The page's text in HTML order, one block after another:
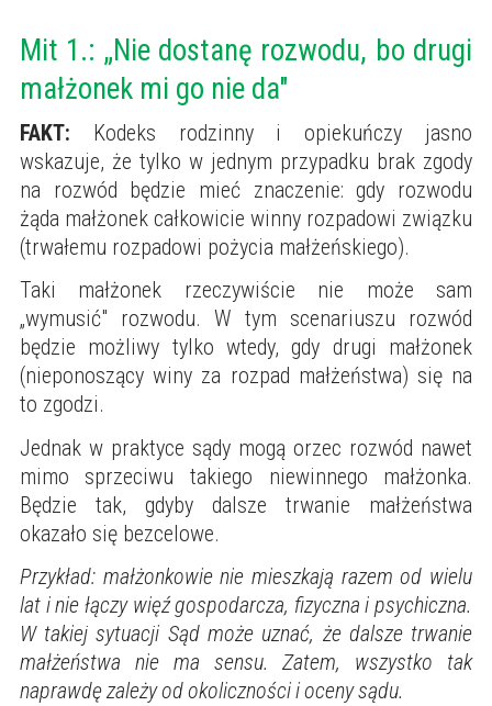
Mit 1.: „Nie dostanę rozwodu, bo drugi
małżonek mi go nie da"
FAKT: Kodeks rodzinny i opiekuńczy jasno
wskazuje, że tylko w jednym przypadku brak zgody
na rozwód będzie mieć znaczenie: gdy rozwodu
żąda małżonek całkowicie winny rozpadowi związku
(trwałemu rozpadowi pożycia małżeńskiego).
Taki małżonek rzeczywiście nie może sam
„wymusić" rozwodu. W tym scenariuszu rozwód
będzie możliwy tylko wtedy, gdy drugi małżonek
(nieponoszący winy za rozpad małżeństwa) się na
to zgodzi.
Jednak w praktyce sądy mogą orzec rozwód nawet
mimo sprzeciwu takiego niewinnego małżonka.
Będzie tak, gdyby dalsze trwanie małżeństwa
okazało się bezcelowe.
Przykład: małżonkowie nie mieszkają razem od wielu
lat i nie łączy więź gospodarcza, fizyczna i psychiczna.
W takiej sytuacji Sąd może uznać, że dalsze trwanie
małżeństwa nie ma sensu. Zatem, wszystko tak
naprawdę zależy od okoliczności i oceny sądu.